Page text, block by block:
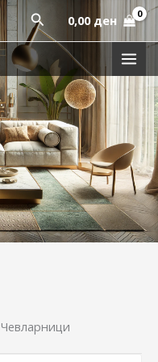
Пребарај
0,00 ден
Чевларници